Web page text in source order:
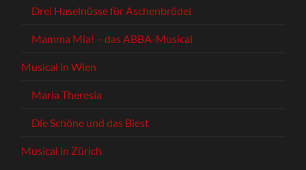
Drei Haselnüsse für Aschenbrödel
Mamma Mia! – das ABBA-Musical
Musical in Wien
Maria Theresia
Die Schöne und das Biest
Musical in Zürich